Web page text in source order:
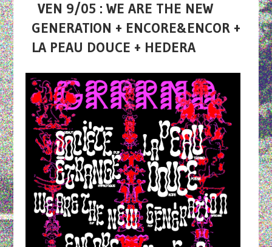
VEN 9/05 : WE ARE THE NEW
GENERATION + ENCORE&ENCOR +
LA PEAU DOUCE + HEDERA